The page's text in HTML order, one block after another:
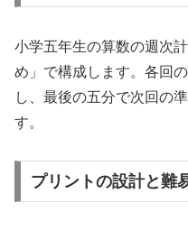
小学五年生の算数の週次
め」で構成します。各回
し、最後の五分で次回の
す。
プリントの設計と難